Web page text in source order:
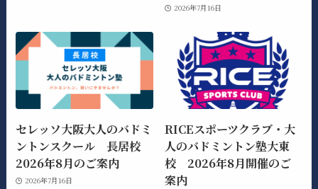
2026年7月16日
セレッソ大阪大人のバドミ
ントンスクール 長居校
2026年8月のご案内
2026年7月16日
RICEスポーツクラブ・大
人のバドミントン塾大東
校 2026年8月開催のご
案内